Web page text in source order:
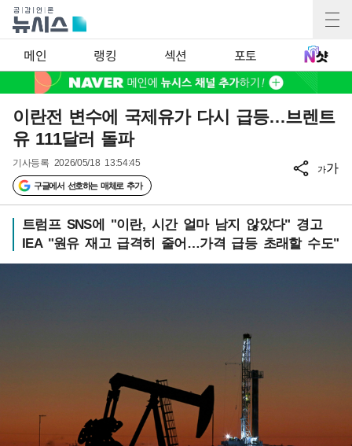
메인 랭킹 섹션 포토
이란전 변수에 국제유가 다시 급등…브렌트
유 111달러 돌파
기사등록 2026/05/18 13:54:45
구글에서 선호하는 매체로 추가
가가
트럼프 SNS에 "이란, 시간 얼마 남지 않았다" 경고
IEA "원유 재고 급격히 줄어…가격 급등 초래할 수도"